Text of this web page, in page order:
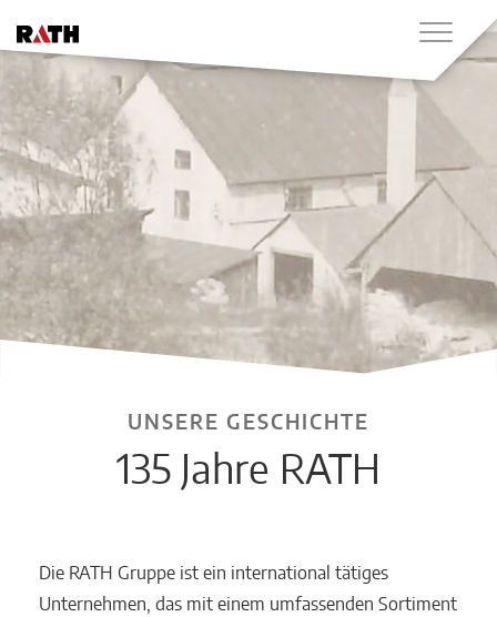
135 Jahre RATH
UNSERE GESCHICHTE
Die RATH Gruppe ist ein international tätiges
Unternehmen, das mit einem umfassenden Sortiment